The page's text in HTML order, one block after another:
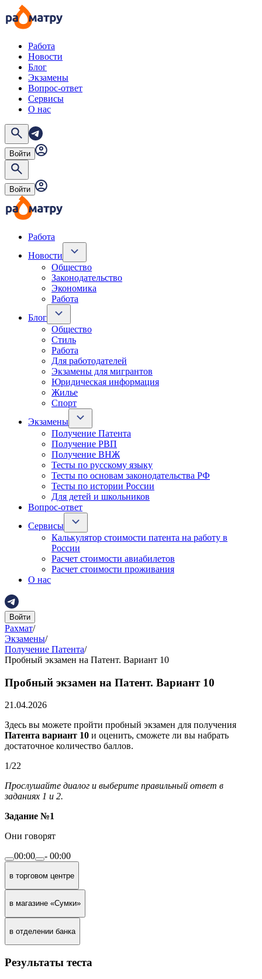
Работа
Новости
Блог
Экзамены
Вопрос-ответ
Сервисы
О нас
Войти
Войти
Работа
Новости
Общество
Законодательство
Экономика
Работа
Блог
Общество
Стиль
Работа
Для работодателей
Экзамены для мигрантов
Юридическая информация
Жилье
Спорт
Экзамены
Получение Патента
Получение РВП
Получение ВНЖ
Тесты по русскому языку
Тесты по основам законодательства РФ
Тесты по истории России
Для детей и школьников
Вопрос-ответ
Сервисы
Калькулятор стоимости патента на работу в
России
Расчет стоимости авиабилетов
Расчет стоимости проживания
О нас
Войти
Рахмат/
Экзамены/
Получение Патента/
Пробный экзамен на Патент. Вариант 10
Пробный экзамен на Патент. Вариант 10
21.04.2026
Здесь вы можете пройти пробный экзамен для получения
Патента вариант 10 и оценить, сможете ли вы набрать
достаточное количество баллов.
1/22
Прослушайте диалог и выберите правильный ответ в
заданиях 1 и 2.
Задание №1
Они говорят
00:00
- 00:00
в торговом центре
в магазине «Сумки»
в отделении банка
Результаты теста